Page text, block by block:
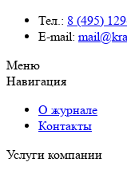
Тел.: 8 (495)
E-mail:
Меню
Навигация
О журнале
Контакты
Услуги компании